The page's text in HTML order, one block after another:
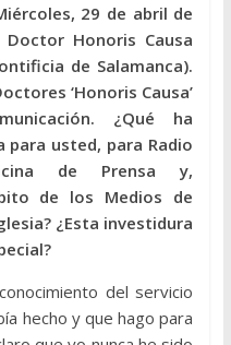
29 de abril de
Honoris Causa
de Salamanca).
‘Honoris Causa’
¿Qué ha
usted, para Radio
de Prensa y,
de los Medios de
¿Esta investidura
del servicio
hecho y que hago para